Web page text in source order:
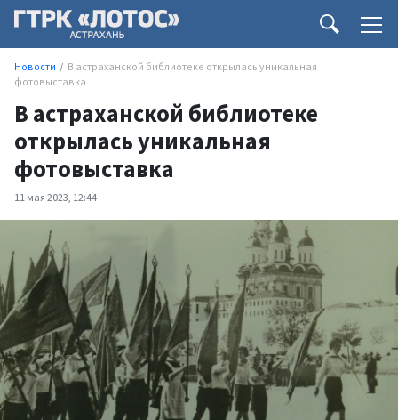
Новости
В астраханской библиотеке открылась уникальная
фотовыставка
В астраханской библиотеке
открылась уникальная
фотовыставка
11 мая 2023, 12:44